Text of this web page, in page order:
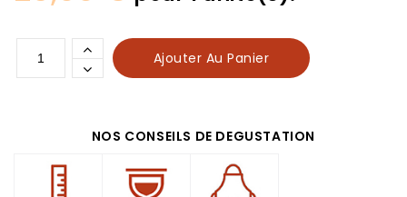
Ajouter Au Panier
NOS CONSEILS DE DEGUSTATION